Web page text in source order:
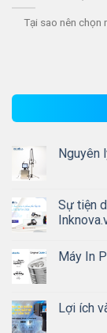
Tại sao nên chọn
Nguyên
Sự tiện
Máy In
Lợi ích